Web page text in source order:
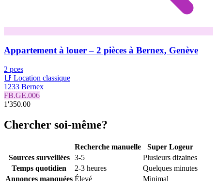
Appartement à louer – 2 pièces à Bernex, Genève
2 pces
📑 Location classique
1233 Bernex
FB.GE.006
1'350.00
Chercher soi-même?
Recherche manuelle
Super Logeur
Sources surveillées
3-5
Plusieurs dizaines
Temps quotidien
2-3 heures
Quelques minutes
Annonces manquées Élevé
Minimal